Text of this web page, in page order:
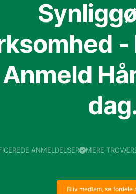
-
ANMELDELSER MERE
Bliv medlem, se fordele